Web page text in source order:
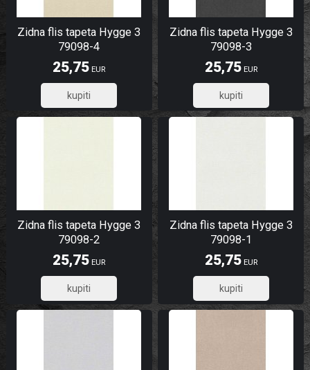
Zidna flis tapeta Hygge 3
79098-4
25,75 EUR
20,60
Zidna flis tapeta Hygge 3
79098-3
25,75EUR
20,60
Zidna flis tapeta Hygge 3
79098-2
25,75 EUR
20,60
Zidna flis tapeta Hygge 3
79098-1
25,75EUR
20,60